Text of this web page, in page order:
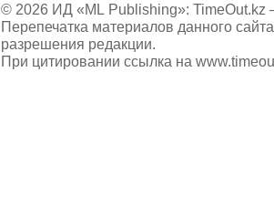
© 2026 ИД «ML Publishing»: TimeOut.kz
Перепечатка материалов данного
разрешения редакции.
При цитировании ссылка на